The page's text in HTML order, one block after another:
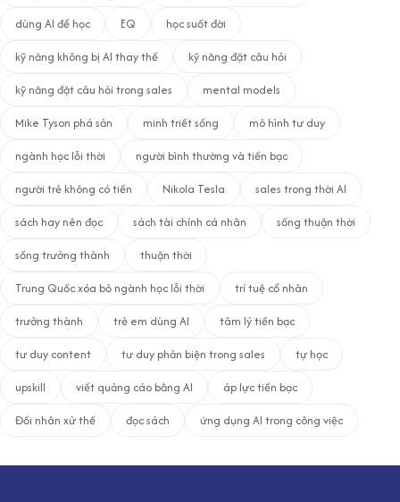
dùng AI để học
EQ
học suốt đời
kỹ năng không bị AI thay thế
kỹ năng đặt câu hỏi
kỹ năng đặt câu hỏi trong sales
mental models
Mike Tyson phá sản
minh triết sống
mô hình tư duy
ngành học lỗi thời
người bình thường và tiền bạc
người trẻ không có tiền
Nikola Tesla
sales trong thời AI
sách hay nên đọc
sách tài chính cá nhân
sống thuận thời
sống trưởng thành
thuận thời
Trung Quốc xóa bỏ ngành học lỗi thời
trí tuệ cổ nhân
trưởng thành
trẻ em dùng AI
tâm lý tiền bạc
tư duy content
tư duy phản biện trong sales
tự học
upskill
viết quảng cáo bằng AI
áp lực tiền bạc
Đối nhân xử thế
đọc sách ứng dụng AI trong công việc